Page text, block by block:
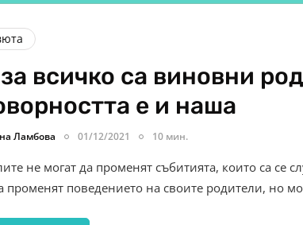
всичко са виновни
е и наша
Ламбова 01/12/2021 10 мин.
не могат да променят събитията, които са се
променят поведението на своите родители, но